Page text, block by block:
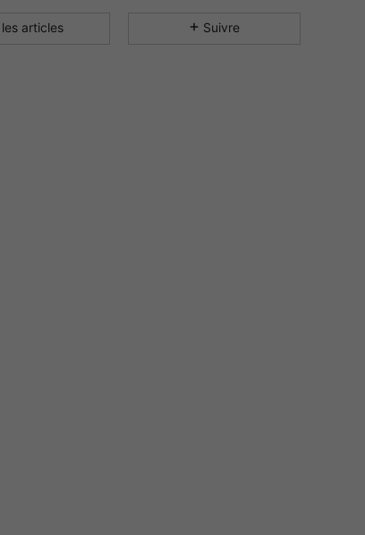
Taille: 1XL
cm / 55 in, Couleur: Noir, Taille: 1XL
articles Suivre